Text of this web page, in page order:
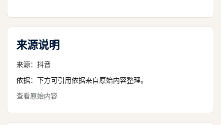
来源说明
来源： 抖音
依据：下方可引用依据来自原始内容整理。
查看原始内容